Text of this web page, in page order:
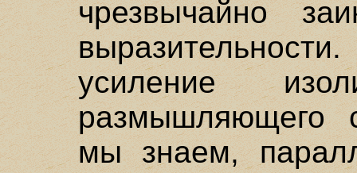
чрезвычайно
усиление
размышляющего
мы знаем,